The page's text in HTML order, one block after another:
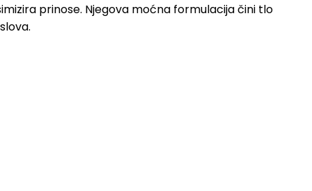
prinose. Njegova moćna formulacija čini tlo